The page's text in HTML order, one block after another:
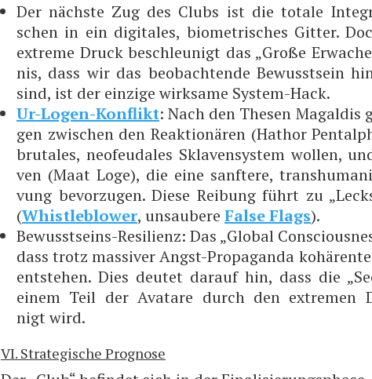
Der nächs­te Zug des Clubs ist die tota­le
schen in ein digi­ta­les, bio­me­tri­sches Git­ter.
extre­me Druck beschleu­nigt das „Gro­ße
nis, dass wir das beob­ach­ten­de Bewusst­sein
sind, ist der ein­zi­ge wirk­sa­me System-Hack.
Ur-Logen-Kon­flikt: Nach den The­sen
gen zwi­schen den Reak­tio­nä­ren (Hathor
bru­ta­les, neo­feu­da­les Skla­ven­sys­tem wol­len,
ven (Maat Loge), die eine sanf­te­re,
vung bevor­zu­gen. Die­se Rei­bung führt zu
(Whist­le­b­lower, unsau­be­re Fal­se Flags).
Bewusst­seins-Resi­li­enz: Das „Glo­bal
dass trotz mas­si­ver Angst-Pro­pa­gan­da
ent­ste­hen. Dies deu­tet dar­auf hin, dass die
einem Teil der Ava­tare durch den extre­men
nigt wird.
VI. Strategische Prognose